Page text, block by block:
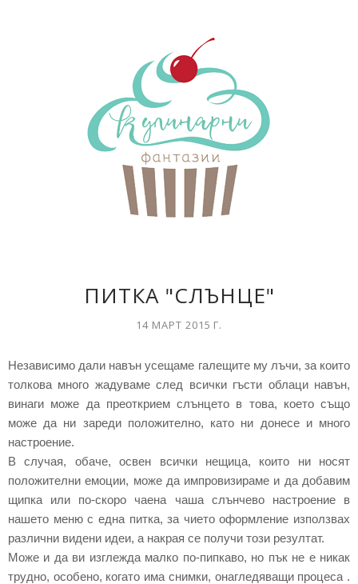
ПИТКА "СЛЪНЦЕ"
14 МАРТ 2015 Г.
Независимо дали навън усещаме галещите му лъчи, за които
толкова много жадуваме след всички гъсти облаци навън,
винаги може да преоткрием слънцето в това, което също
може да ни зареди положително, като ни донесе и много
настроение.
В случая, обаче, освен всички нещица, които ни носят
положителни емоции, може да импровизираме и да добавим
щипка или по-скоро чаена чаша слънчево настроение в
нашето меню с една питка, за чието оформление използвах
различни видени идеи, а накрая се получи този резултат.
Може и да ви изглежда малко по-пипкаво, но пък не е никак
трудно, особено, когато има снимки, онагледяващи процеса .